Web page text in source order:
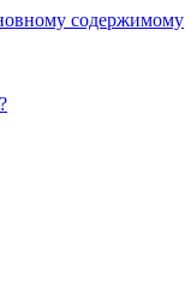
содержимому